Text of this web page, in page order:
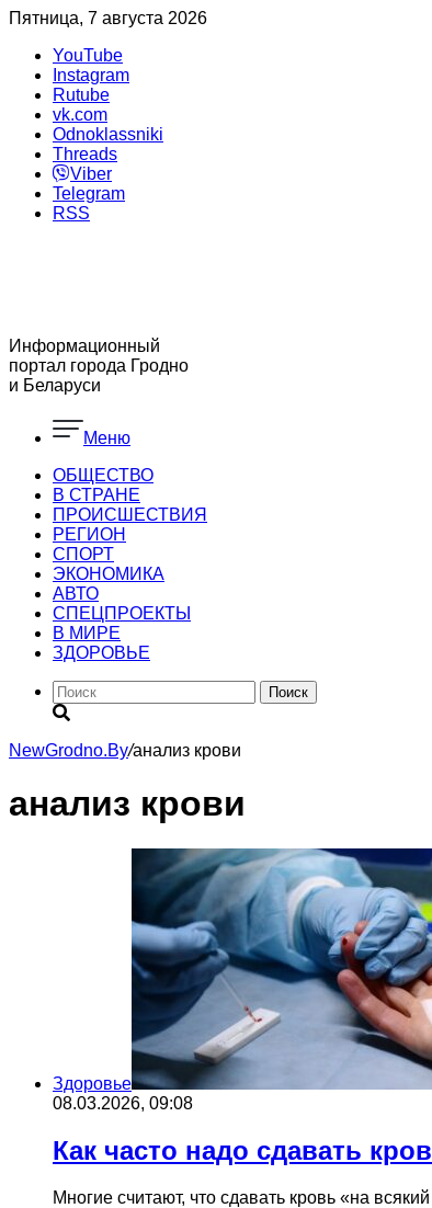
Пятница, 7 августа 2026
YouTube
Instagram
Rutube
vk.com
Odnoklassniki
Threads
Viber
Telegram
RSS
Информационный
портал города Гродно
и Беларуси
Меню
ОБЩЕСТВО
В СТРАНЕ
ПРОИСШЕСТВИЯ
РЕГИОН
CПОРТ
ЭКОНОМИКА
АВТО
СПЕЦПРОЕКТЫ
В МИРЕ
ЗДОРОВЬЕ
Поиск
NewGrodno.By/анализ крови
анализ крови
Здоровье
08.03.2026, 09:08
Как часто надо сдавать
Многие считают, что сдавать кровь «на